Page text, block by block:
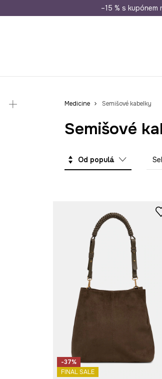
Doprava zdarma při nákupu
–15 % s
Medicine Semišové kabelky
Semišové
Od populárních
-37%
FINAL SALE